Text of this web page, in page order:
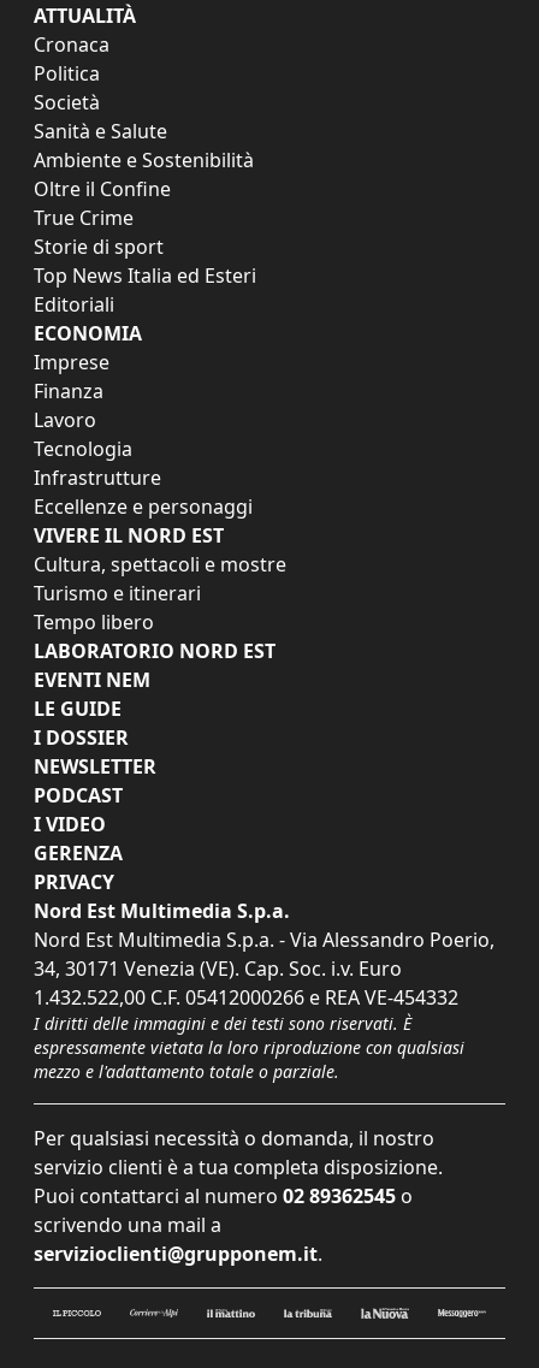
ATTUALITÀ
Cronaca
Politica
Società
Sanità e Salute
Ambiente e Sostenibilità
Oltre il Confine
True Crime
Storie di sport
Top News Italia ed Esteri
Editoriali
ECONOMIA
Imprese
Finanza
Lavoro
Tecnologia
Infrastrutture
Eccellenze e personaggi
VIVERE IL NORD EST
Cultura, spettacoli e mostre
Turismo e itinerari
Tempo libero
LABORATORIO NORD EST
EVENTI NEM
LE GUIDE
I DOSSIER
NEWSLETTER
PODCAST
I VIDEO
GERENZA
PRIVACY
Nord Est Multimedia S.p.a.
Nord Est Multimedia S.p.a. - Via Alessandro Poerio,
34, 30171 Venezia (VE). Cap. Soc. i.v. Euro
1.432.522,00 C.F. 05412000266 e REA VE-454332
I diritti delle immagini e dei testi sono riservati. È
espressamente vietata la loro riproduzione con qualsiasi
mezzo e l'adattamento totale o parziale.
Per qualsiasi necessità o domanda, il nostro
servizio clienti è a tua completa disposizione.
Puoi contattarci al numero 02 89362545 o
scrivendo una mail a
servizioclienti@grupponem.it.